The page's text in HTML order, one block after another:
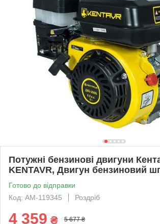
Потужні бензинові двигуни
KENTAVR, Двигун бензиновий
Готово до відправки
Код: АМ-119345
Роздріб
4 359 ₴ 5 677 ₴